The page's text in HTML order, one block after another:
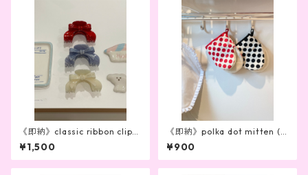
《即納》classic ribbon clip(3
color)
¥1,500
《即納》polka dot mitten (2
color)
¥900